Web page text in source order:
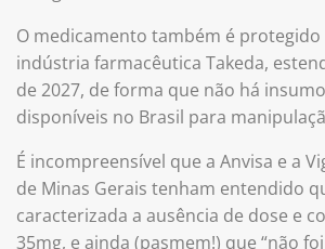
O medicamento também é
indústria farmacêutica Takeda,
de 2027, de forma que não há
disponíveis no Brasil para
É incompreensível que a Anvisa e a
de Minas Gerais tenham entendido
caracterizada a ausência de dose e
35mg, e ainda (pasmem!) que “não